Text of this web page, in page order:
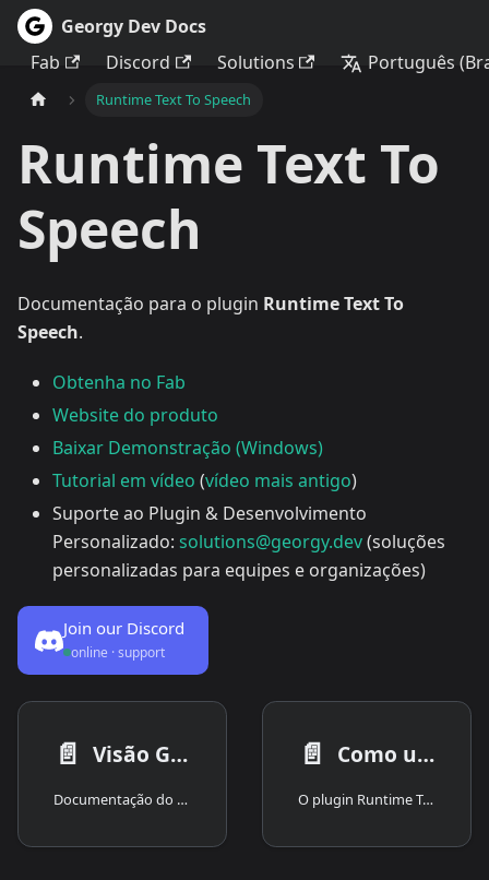
Georgy Dev Docs
Fab
Discord Solutions Português
Runtime Text To Speech
Runtime Text To
Speech
Documentação para o plugin Runtime Text To
Speech.
Obtenha no Fab
Website do produto
Baixar Demonstração (Windows)
Tutorial em vídeo (vídeo mais antigo)
Suporte ao Plugin & Desenvolvimento
Personalizado: solutions@georgy.dev(soluções
personalizadas para equipes e organizações)
Join our Discord
online · support
📄️ Visão Geral
Documentação do Runtime Text To Speech
📄️ Como usar o plugin
O plugin Runtime Text To Speech sintetiza texto em fala usando modelos de voz baixáveis. Esses modelos são gerenciados nas configurações do plugin dentro do editor, baixados e empacotados para uso em tempo de execução. Siga os passos abaixo para começar.